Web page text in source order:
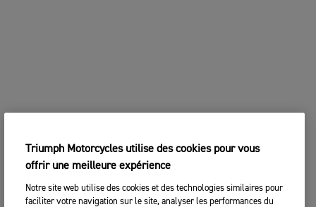
Triumph Motorcycles utilise des cookies pour vous
offrir une meilleure expérience
Notre site web utilise des cookies et des technologies similaires pour
faciliter votre navigation sur le site, analyser les performances du